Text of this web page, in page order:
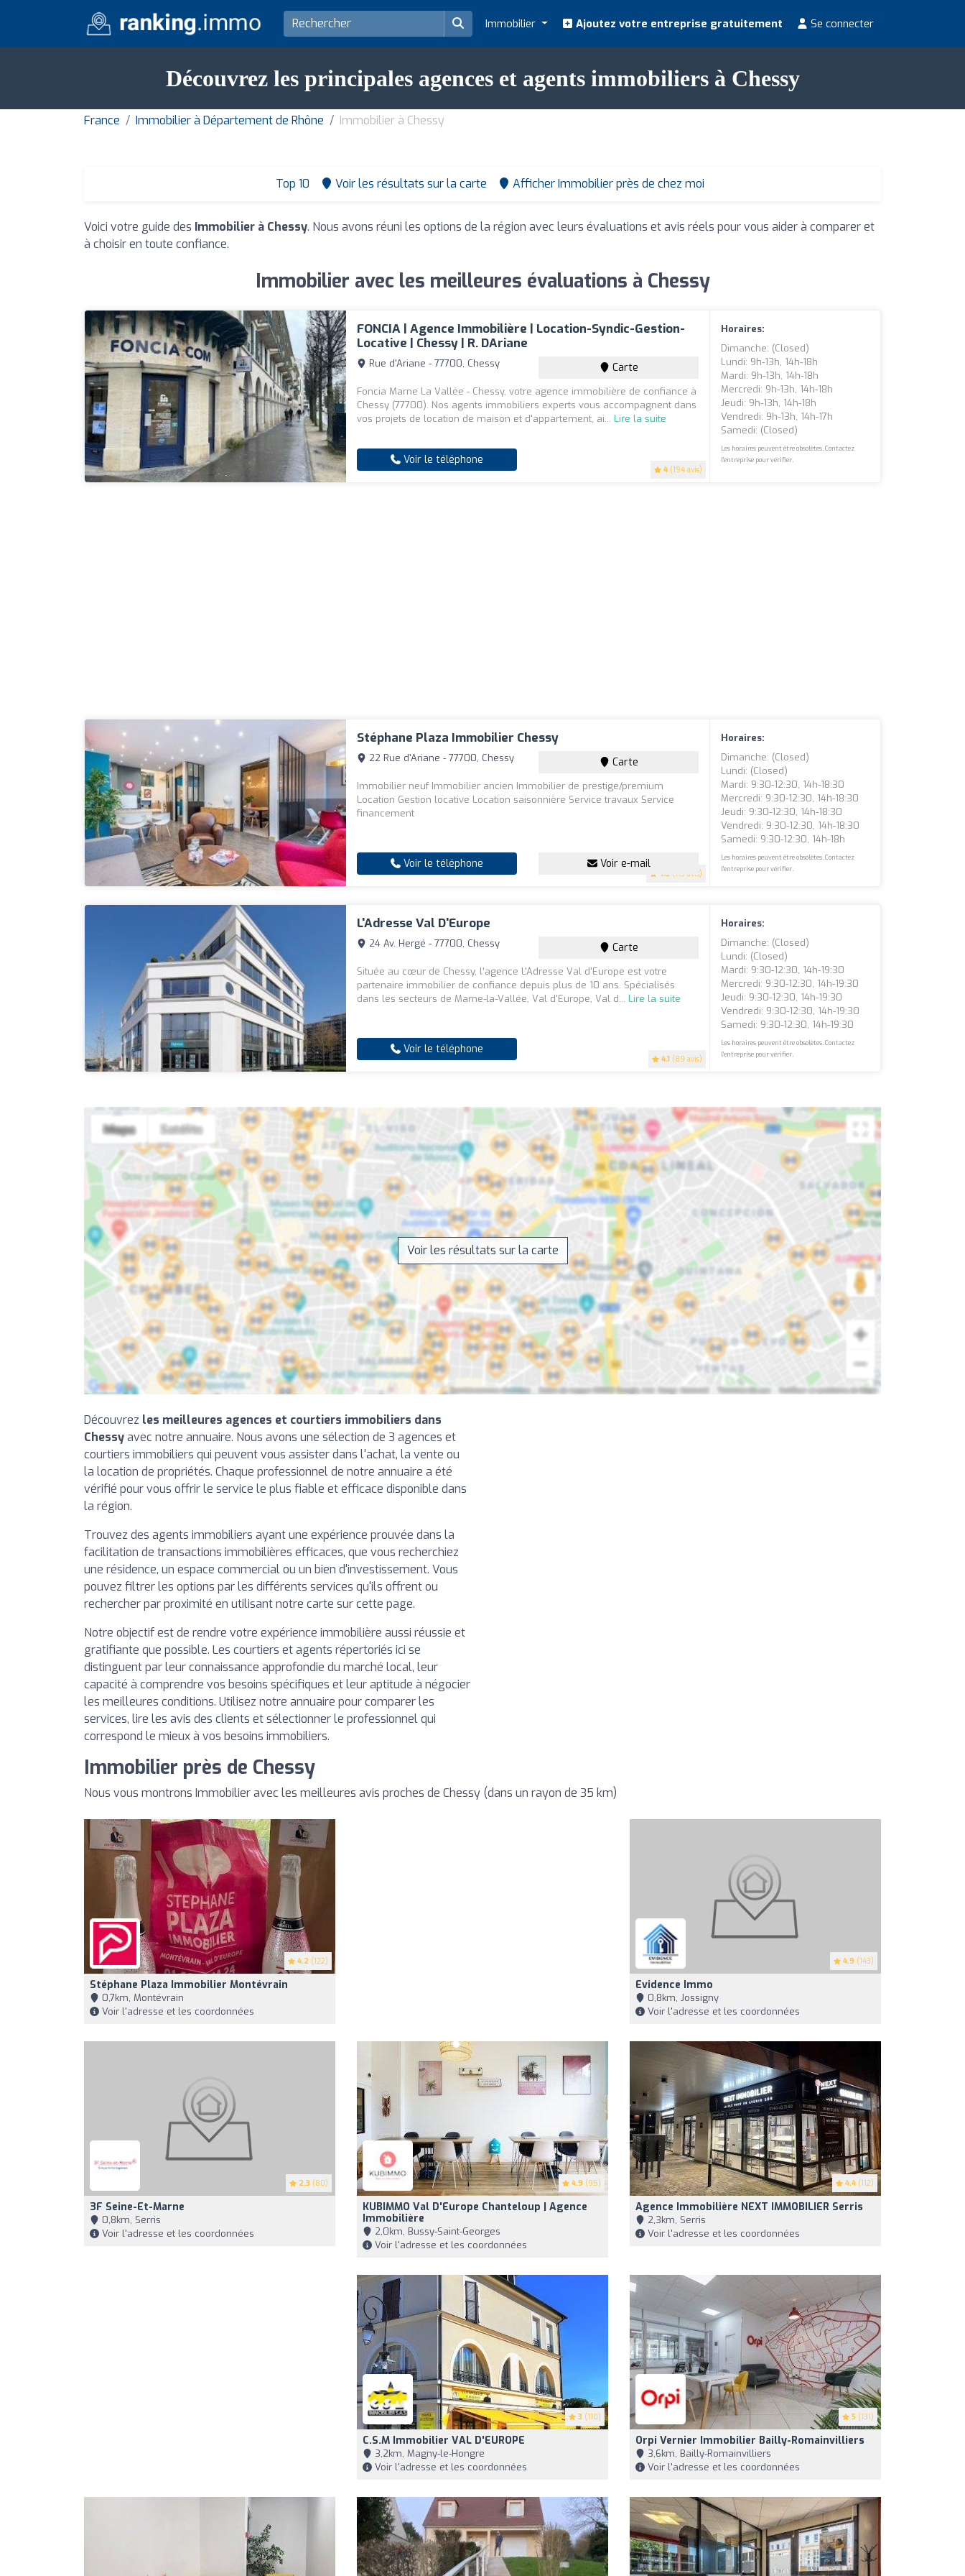
Immobilier Ajoutez votre entreprise gratuitement Se connecter
Découvrez les principales agences et agents immobiliers à Chessy
France Immobilier à Département de Rhône Immobilier à Chessy
Top 10 Voir les résultats sur la carte Afficher Immobilier près de chez moi
Voici votre guide des Immobilier à Chessy. Nous avons réuni les options de la région avec leurs évaluations et avis réels pour vous aider à comparer et
à choisir en toute confiance.
Immobilier avec les meilleures évaluations à Chessy
FONCIA | Agence Immobilière | Location-Syndic-Gestion-
Locative | Chessy | R. DAriane
4 (194 avis)
Rue d'Ariane - 77700, Chessy Carte
Foncia Marne La Vallée - Chessy, votre agence immobilière de confiance à
Chessy (77700). Nos agents immobiliers experts vous accompagnent dans
vos projets de location de maison et d'appartement, ai...Lire la suite
Voir le téléphone
Horaires:
Dimanche: (closed)
Lundi: 9h-13h, 14h-18h
Mardi: 9h-13h, 14h-18h
Mercredi: 9h-13h, 14h-18h
Jeudi: 9h-13h, 14h-18h
Vendredi: 9h-13h, 14h-17h
Samedi: (closed)
Les horaires peuvent être obsolètes. Contactez
l'entreprise pour vérifier.
Stéphane Plaza Immobilier Chessy
4.3 (113 avis)
22 Rue d'Ariane - 77700, Chessy Carte
Immobilier neuf Immobilier ancien Immobilier de prestige/premium
Location Gestion locative Location saisonnière Service travaux Service
financement
Voir le téléphone Voir e-mail
Horaires:
Dimanche: (closed)
Lundi: (closed)
Mardi: 9:30-12:30, 14h-18:30
Mercredi: 9:30-12:30, 14h-18:30
Jeudi: 9:30-12:30, 14h-18:30
Vendredi: 9:30-12:30, 14h-18:30
Samedi: 9:30-12:30, 14h-18h
Les horaires peuvent être obsolètes. Contactez
l'entreprise pour vérifier.
L'Adresse Val D'Europe
4.1 (89 avis)
24 Av. Hergé - 77700, Chessy Carte
Située au cœur de Chessy, l'agence L'Adresse Val d'Europe est votre
partenaire immobilier de confiance depuis plus de 10 ans. Spécialisés
dans les secteurs de Marne-la-Vallée, Val d'Europe, Val d...Lire la suite
Voir le téléphone
Horaires:
Dimanche: (closed)
Lundi: (closed)
Mardi: 9:30-12:30, 14h-19:30
Mercredi: 9:30-12:30, 14h-19:30
Jeudi: 9:30-12:30, 14h-19:30
Vendredi: 9:30-12:30, 14h-19:30
Samedi: 9:30-12:30, 14h-19:30
Les horaires peuvent être obsolètes. Contactez
l'entreprise pour vérifier.
Voir les résultats sur la carte
Découvrez les meilleures agences et courtiers immobiliers dans
Chessyavec notre annuaire. Nous avons une sélection de 3 agences et
courtiers immobiliers qui peuvent vous assister dans l'achat, la vente ou
la location de propriétés. Chaque professionnel de notre annuaire a été
vérifié pour vous offrir le service le plus fiable et efficace disponible dans
la région.
Trouvez des agents immobiliers ayant une expérience prouvée dans la
facilitation de transactions immobilières efficaces, que vous recherchiez
une résidence, un espace commercial ou un bien d'investissement. Vous
pouvez filtrer les options par les différents services qu'ils offrent ou
rechercher par proximité en utilisant notre carte sur cette page.
Notre objectif est de rendre votre expérience immobilière aussi réussie et
gratifiante que possible. Les courtiers et agents répertoriés ici se
distinguent par leur connaissance approfondie du marché local, leur
capacité à comprendre vos besoins spécifiques et leur aptitude à négocier
les meilleures conditions. Utilisez notre annuaire pour comparer les
services, lire les avis des clients et sélectionner le professionnel qui
correspond le mieux à vos besoins immobiliers.
Immobilier près de Chessy
Nous vous montrons Immobilier avec les meilleures avis proches de Chessy (dans un rayon de 35 km)
4.2 (122)
Stéphane Plaza Immobilier Montévrain
0,7km, Montévrain
Voir l'adresse et les coordonnées
4.9 (143)
Evidence Immo
0,8km, Jossigny
Voir l'adresse et les coordonnées
2.3 (80)
3F Seine-Et-Marne
0,8km, Serris
Voir l'adresse et les coordonnées
4.9 (95)
KUBIMMO Val D'Europe Chanteloup | Agence
Immobilière
2,0km, Bussy-Saint-Georges
Voir l'adresse et les coordonnées
4.4 (112)
Agence Immobilière NEXT IMMOBILIER Serris
2,3km, Serris
Voir l'adresse et les coordonnées
3 (110)
C.S.M Immobilier VAL D'EUROPE
3,2km, Magny-le-Hongre
Voir l'adresse et les coordonnées
5 (131)
Orpi Vernier Immobilier Bailly-Romainvilliers
3,6km, Bailly-Romainvilliers
Voir l'adresse et les coordonnées